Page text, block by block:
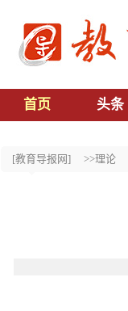
首页 头条
[教育导报网] >>理论